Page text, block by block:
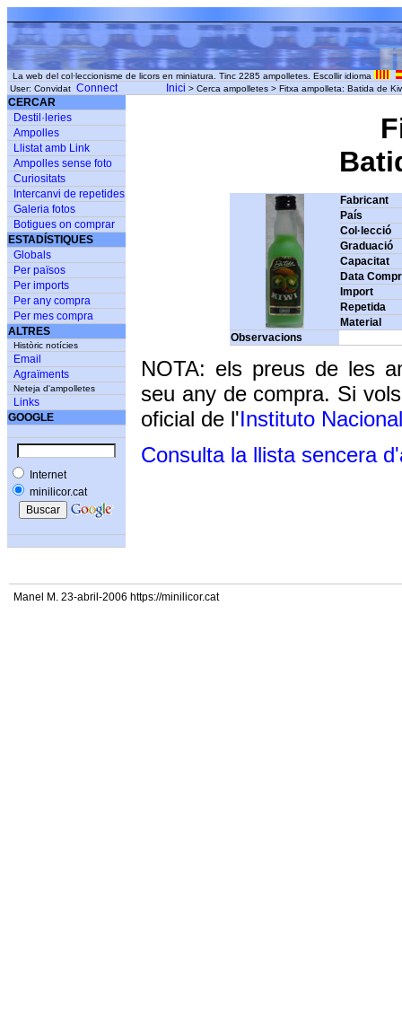
La web del col·leccionisme de licors en miniatura. Tinc 2285 ampolletes. Escollir idioma
User: Convidat Connect Inici > Cerca ampolletes > Fitxa ampolleta: Batida de
CERCAR
Destil·leries
Ampolles
Llistat amb Link
Ampolles sense foto
Curiositats
Intercanvi de repetides
Galeria fotos
Botigues on comprar
ESTADÍSTIQUES
Globals
Per països
Per imports
Per any compra
Per mes compra
ALTRES
Històric notícies
Email
Agraïments
Neteja d'ampolletes
Links
GOOGLE
Internet
minilicor.cat
Fabricant
País
Col·lecció
Graduació
Capacitat
Data
Import
Repetida
Material
Observacions
NOTA: els preus de les
seu any de compra. Si
oficial de l'Instituto
Consulta la llista sencera
Manel M. 23-abril-2006 https://minilicor.cat